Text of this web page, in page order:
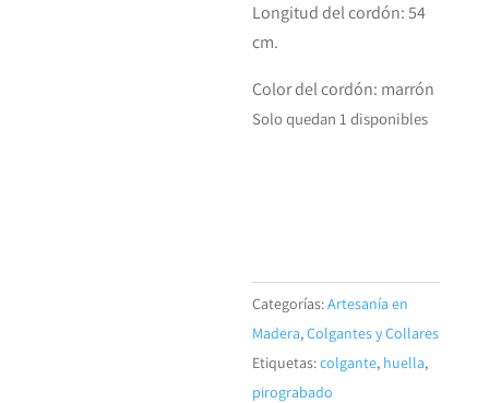
Longitud del cordón: 54
cm.
Color del cordón: marrón
Solo quedan 1 disponibles
Categorías:Artesanía en
Madera,Colgantes y Collares
Etiquetas:colgante, huella,
pirograbado